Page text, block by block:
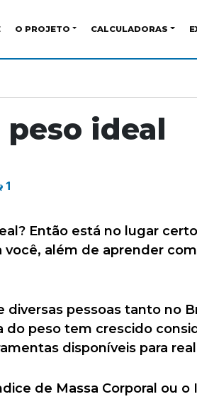
O PROJETO CALCULADORAS
ideal
1
Então está no lugar
além de aprender
diversas pessoas tanto no
do peso tem crescido
disponíveis para
de Massa Corporal ou